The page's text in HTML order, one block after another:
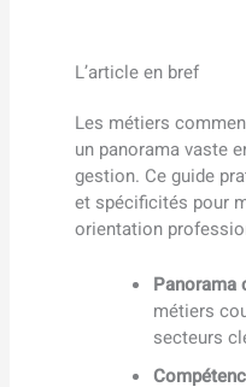
L’article en bref
Les métiers
un panorama vaste
gestion. Ce guide
et spécificités pour
orientation
Panorama
métiers
secteurs